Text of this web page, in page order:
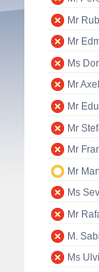
Mr
Mr
Ms
Mr
Mr
Mr
Mr
Mr
Ms
Mr
M.
Ms